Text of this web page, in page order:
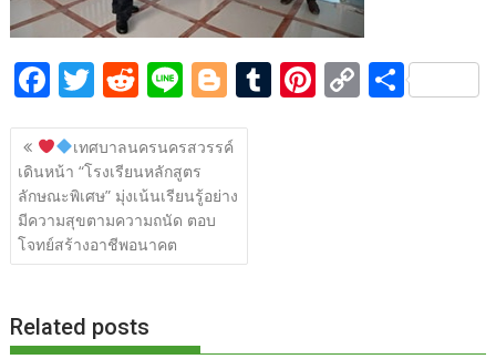
F
ac
e
b
o
o
T
w
itt
er
R
e
d
di
t
Li
n
e
Bl
o
g
g
T Pi C S
แนะแนว
เรื่อง
เทศบาลนครนครสวรรค์
เดินหน้า “โรงเรียนหลักสูตร
ลักษณะพิเศษ” มุ่งเน้นเรียนรู้อย่าง
มีความสุขตามความถนัด ตอบ
โจทย์สร้างอาชีพอนาคต
Related posts